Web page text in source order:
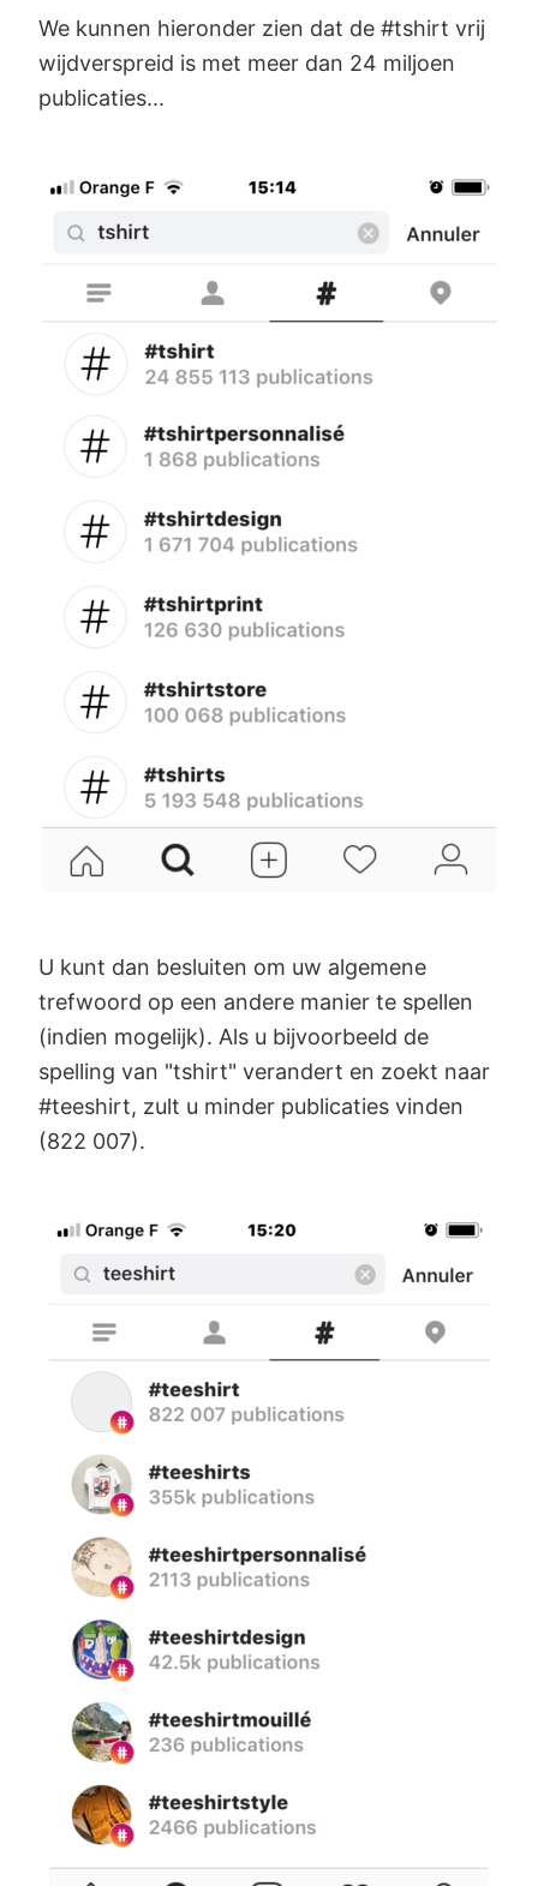
We kunnen hieronder zien dat de #tshirt vrij
wijdverspreid is met meer dan 24 miljoen
publicaties...
U kunt dan besluiten om uw algemene
trefwoord op een andere manier te spellen
(indien mogelijk). Als u bijvoorbeeld de
spelling van "tshirt" verandert en zoekt naar
#teeshirt, zult u minder publicaties vinden
(822 007).